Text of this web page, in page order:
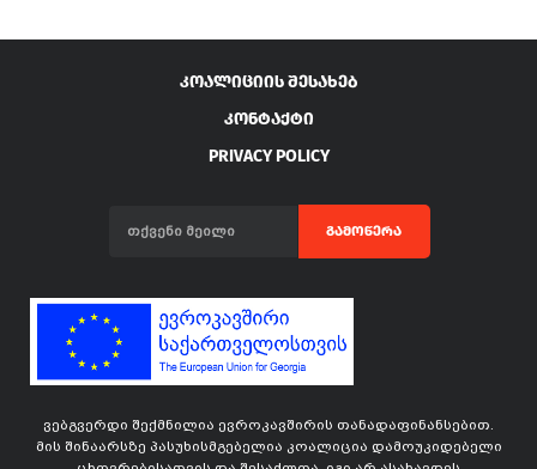
ᲙᲝᲐᲚᲘᲪᲘᲘᲡ ᲨᲔᲡᲐᲮᲔᲑ
ᲙᲝᲜᲢᲐᲥᲢᲘ
PRIVACY POLICY
ᲒᲐᲛᲝᲬᲔᲠᲐ
ვებგვერდი შექმნილია ევროკავშირის თანადაფინანსებით.
მის შინაარსზე პასუხისმგებელია კოალიცია დამოუკიდებელი